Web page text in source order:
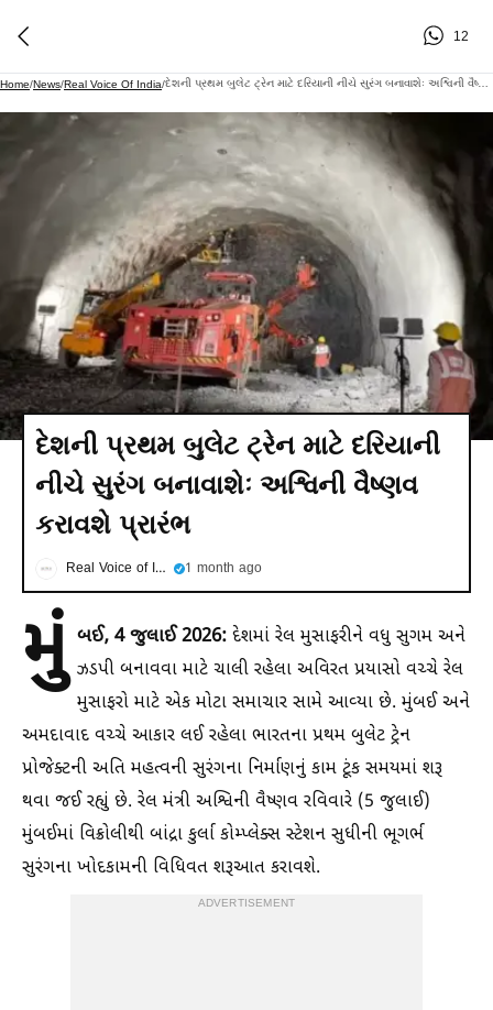
12
Home/News/Real Voice Of India/ દેશની પ્રથમ બુલેટ ટ્રેન માટે દરિયાની નીચે સુરંગ બનાવાશેઃ અશ્વિની વૈષ્ણવ કરાવશે પ્રારંભ
દેશની પ્રથમ બુલેટ ટ્રેન માટે દરિયાની
નીચે સુરંગ બનાવાશેઃ અશ્વિની વૈષ્ણવ
કરાવશે પ્રારંભ
Real Voice of India 1 month ago
મું બઈ, 4 જુલાઈ 2026: દેશમાં રેલ મુસાફરીને વધુ સુગમ અને
ઝડપી બનાવવા માટે ચાલી રહેલા અવિરત પ્રયાસો વચ્ચે રેલ
મુસાફરો માટે એક મોટા સમાચાર સામે આવ્યા છે. મુંબઈ અને
અમદાવાદ વચ્ચે આકાર લઈ રહેલા ભારતના પ્રથમ બુલેટ ટ્રેન
પ્રોજેક્ટની અતિ મહત્વની સુરંગના નિર્માણનું કામ ટૂંક સમયમાં શરૂ
થવા જઈ રહ્યું છે. રેલ મંત્રી અશ્વિની વૈષ્ણવ રવિવારે (5 જુલાઈ)
મુંબઈમાં વિક્રોલીથી બાંદ્રા કુર્લા કોમ્પ્લેક્સ સ્ટેશન સુધીની ભૂગર્ભ
સુરંગના ખોદકામની વિધિવત શરૂઆત કરાવશે.
ADVERTISEMENT